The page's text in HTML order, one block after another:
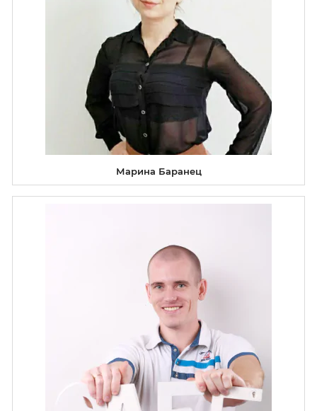
Марина Баранец